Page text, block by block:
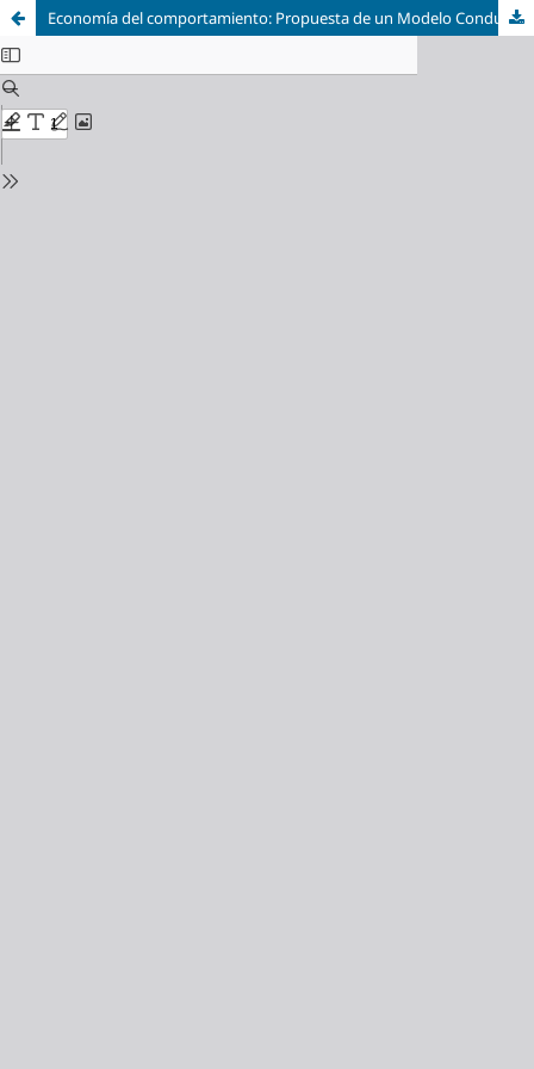
Economía del comportamiento: Propuesta de un Modelo Conductual en el Sector Salud